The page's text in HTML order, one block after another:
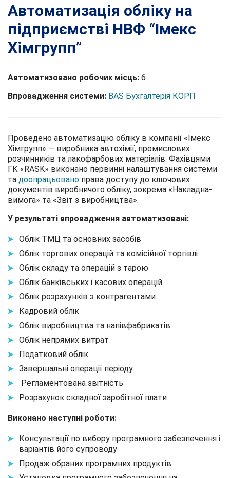
Автоматизація обліку на
підприємстві НВФ “Імекс
Хімгрупп”
Автоматизовано робочих місць: 6
Впровадження системи: BAS Бухгалтерія КОРП
Проведено автоматизацію обліку в компанії «Імекс
Хімгрупп» — виробника автохімії, промислових
розчинників та лакофарбових матеріалів. Фахівцями
ГК «RASK» виконано первинні налаштування системи
та доопрацьовано права доступу до ключових
документів виробничого обліку, зокрема «Накладна-
вимога» та «Звіт з виробництва».
У результаті впровадження автоматизовані:
Облік ТМЦ та основних засобів
Облік торгових операцій та комісійної торгівлі
Облік складу та операцій з тарою
Облік банківських і касових операцій
Облік розрахунків з контрагентами
Кадровий облік
Облік виробництва та напівфабрикатів
Облік непрямих витрат
Податковий облік
Завершальні операції періоду
Регламентована звітність
Розрахунок складної заробітної плати
Виконано наступні роботи:
Консультації по вибору програмного забезпечення і
варіантів його супроводу
Продаж обраних програмних продуктів